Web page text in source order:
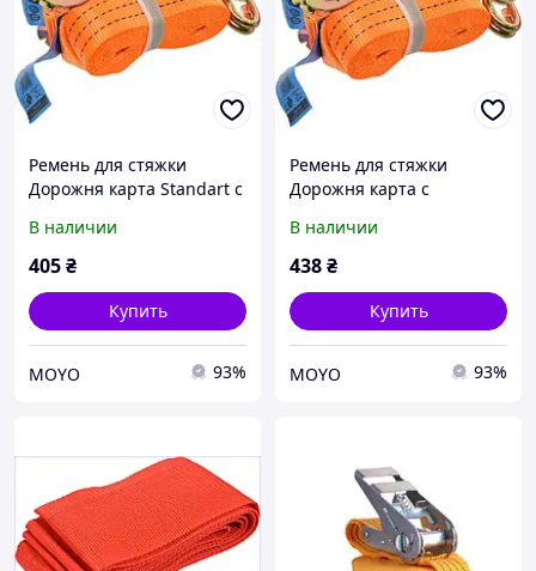
Ремень для стяжки
Дорожня карта Standart с
50мм х 6м (ST-3914)
(49051286640)
В наличии
405₴
Купить
MOYO 93%
Ремень для стяжки
Дорожня карта с
50мм х 5м (DK-3913)
(163915)
В наличии
438₴
Купить
MOYO 93%